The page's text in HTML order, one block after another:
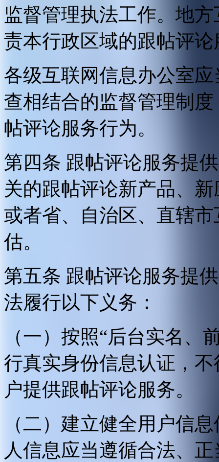
监督管理执法工作。地
责本行政区域的跟帖评
各级互联网信息办公室
查相结合的监督管理制
帖评论服务行为。
第四条 跟帖评论服务提
关的跟帖评论新产品、
或者省、自治区、直辖
估。
第五条 跟帖评论服务提
法履行以下义务：
（一）按照“后台实名、
行真实身份信息认证，
户提供跟帖评论服务。
（二）建立健全用户信
人信息应当遵循合法、